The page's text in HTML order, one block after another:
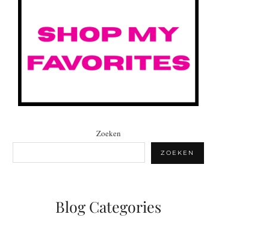
Zoeken
ZOEKEN
Blog Categories